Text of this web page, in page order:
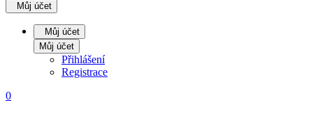
Můj účet
Můj účet
Můj účet
Přihlášení
Registrace
0